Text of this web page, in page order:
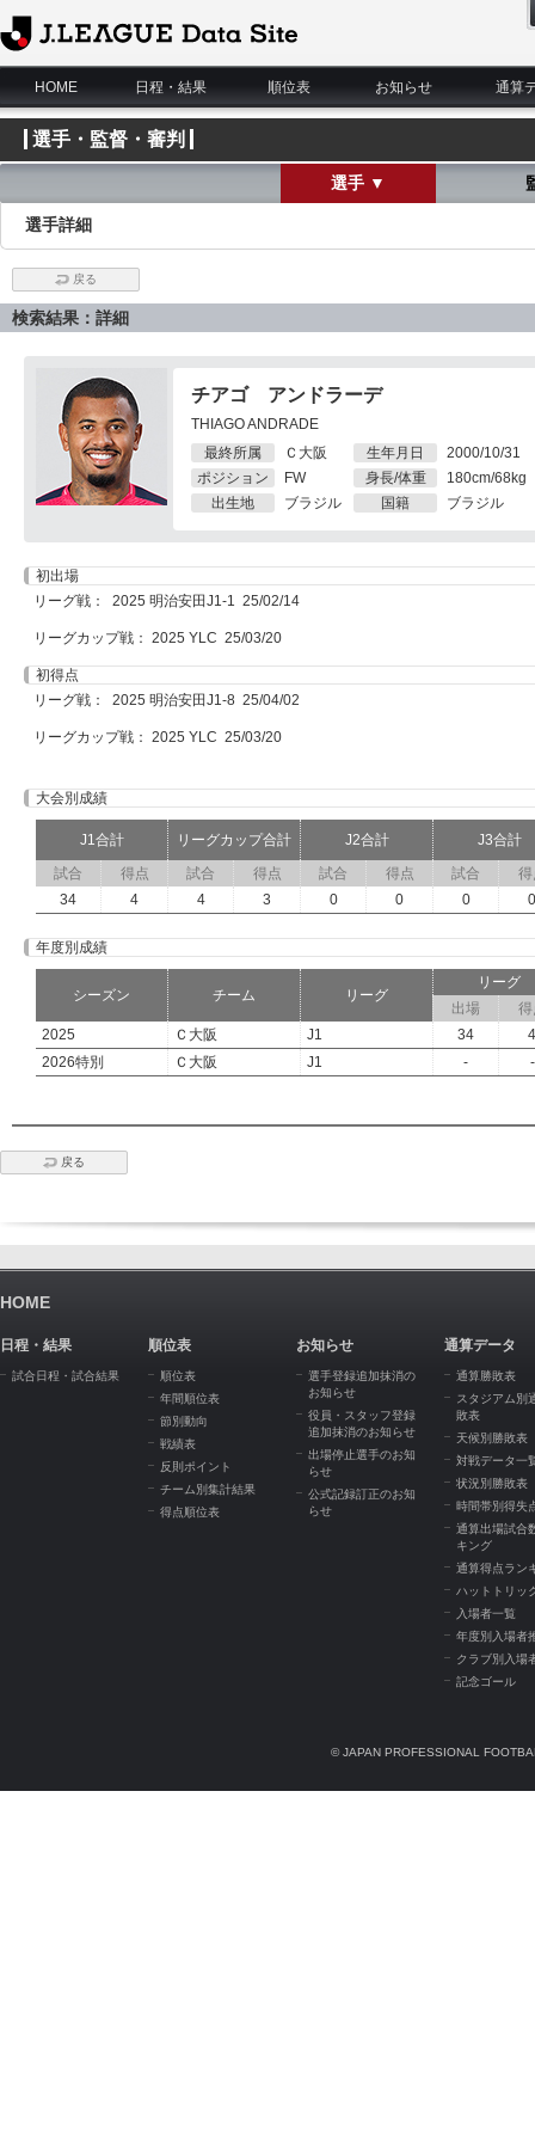
J.League Data Site
HOME
日程・結果 順位表 お知らせ 通算
選手・監督・審判
選手 ▼
選手詳細
戻る
検索結果：詳細
チアゴ アンドラーデ
THIAGO ANDRADE
最終所属
Ｃ大阪
ポジション
FW
出生地
ブラジル
生年月日
2000/10/31
身長/体重
180cm/68kg
国籍
ブラジル
初出場
リーグ戦： 2025 明治安田J1-1 25/02/14
リーグカップ戦： 2025 YLC 25/03/20
初得点
リーグ戦： 2025 明治安田J1-8 25/04/02
リーグカップ戦： 2025 YLC 25/03/20
大会別成績
J1合計 リーグカップ合計 J2合計
J3合計
試合
得点 試合 得点 試合 得点 試合
得
34
4 4 3 0 0 0 0
年度別成績
シーズン チーム リーグ
リーグ
出場
得
2025
Ｃ大阪 J1 34
4
2026特別
Ｃ大阪 J1 - -
戻る
HOME
日程・結果
試合日程・試合結果
順位表
順位表
年間順位表
節別動向
戦績表
反則ポイント
チーム別集計結果
得点順位表
お知らせ
選手登録追加抹消の
お知らせ
役員・スタッフ登録
追加抹消のお知らせ
出場停止選手のお知
らせ
公式記録訂正のお知
らせ
通算データ
通算勝敗表
スタジアム別
敗表
天候別勝敗表
対戦データ一
状況別勝敗表
時間帯別得失
通算出場試合
キング
通算得点ラン
ハットトリッ
入場者一覧
年度別入場者
クラブ別入場
記念ゴール
© JAPAN PROFESSIONAL